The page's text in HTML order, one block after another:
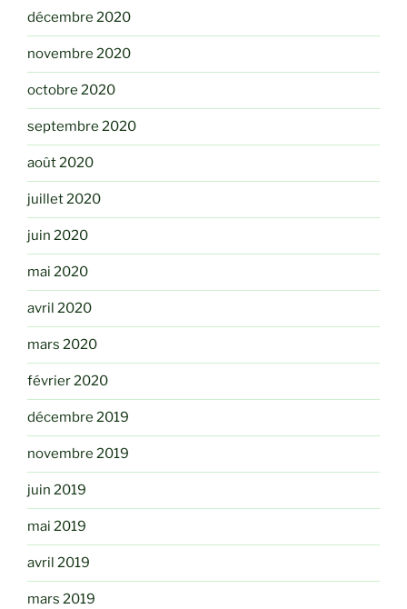
décembre 2020
novembre 2020
octobre 2020
septembre 2020
août 2020
juillet 2020
juin 2020
mai 2020
avril 2020
mars 2020
février 2020
décembre 2019
novembre 2019
juin 2019
mai 2019
avril 2019
mars 2019